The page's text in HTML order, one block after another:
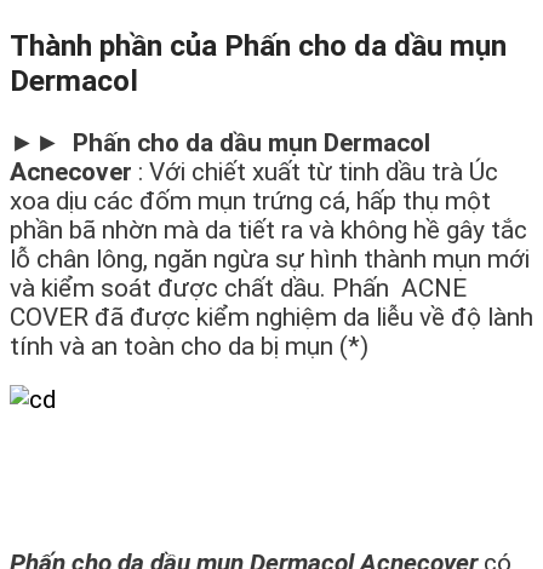
Thành phần của Phấn cho da dầu mụn
Dermacol
►► Phấn cho da dầu mụn Dermacol
Acnecover : Với chiết xuất từ tinh dầu trà Úc
xoa dịu các đốm mụn trứng cá, hấp thụ một
phần bã nhờn mà da tiết ra và không hề gây tắc
lỗ chân lông, ngăn ngừa sự hình thành mụn mới
và kiểm soát được chất dầu. Phấn ACNE
COVER đã được kiểm nghiệm da liễu về độ lành
tính và an toàn cho da bị mụn (*)
Phấn cho da dầu mụn Dermacol Acnecover có